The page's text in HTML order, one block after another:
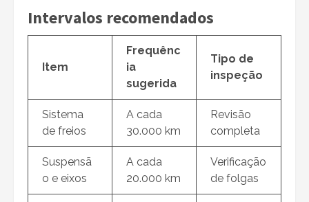
Intervalos recomendados
Item
Frequênc
ia
sugerida
Tipo de
inspeção
Sistema
de freios
A cada
30.000 km
Revisão
completa
Suspensã
o e eixos
A cada
20.000 km
Verificação
de folgas